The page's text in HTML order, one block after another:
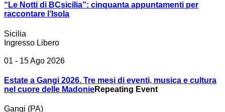
“Le Notti di BCsicilia”: cinquanta appuntamenti per
raccontare l’Isola
Sicilia
Ingresso Libero
01 - 15 Ago 2026
Estate a Gangi 2026. Tre mesi di eventi, musica e cultura
nel cuore delle MadonieRepeating Event
Gangi (PA)